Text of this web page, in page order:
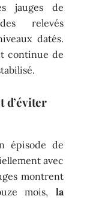
jauges de
relevés
datés.
continue de
d’éviter
épisode de
avec
montrent
mois, la